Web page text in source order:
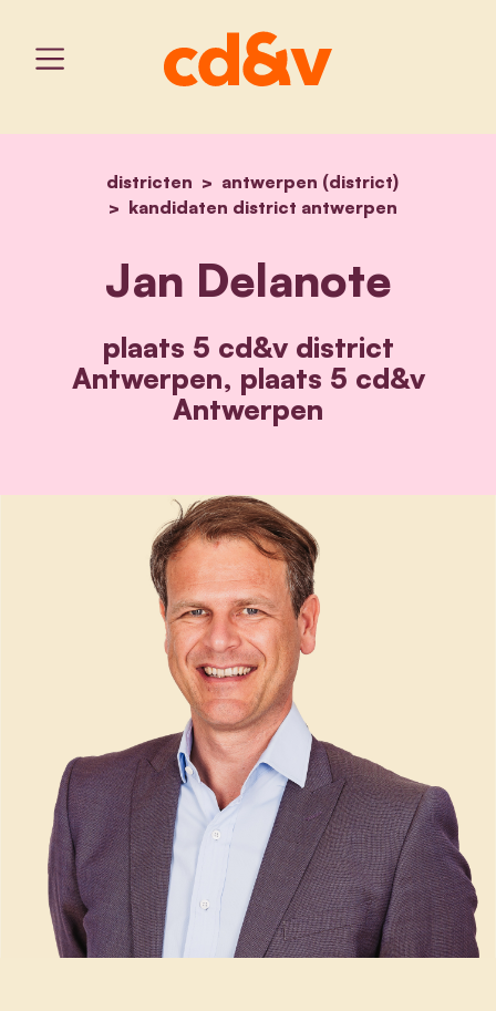
home
districten
antwerpen (district)
kandidaten district antwerpen
jan delanote
Jan Delanote
plaats 5 cd&v district
Antwerpen, plaats 5 cd&v
Antwerpen